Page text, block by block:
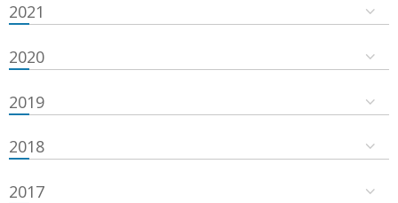
2021
2020
2019
2018
2017